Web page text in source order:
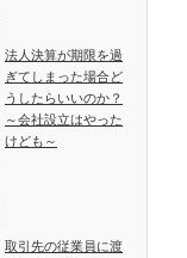
法人決算が期限を過
ぎてしまった場合ど
うしたらいいのか？
～会社設立はやった
けども～
取引先の従業員に渡